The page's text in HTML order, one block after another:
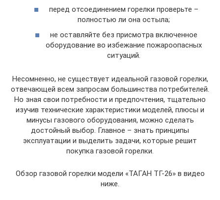
перед отсоединением горелки проверьте –
полностью ли она остыла;
не оставляйте без присмотра включенное
оборудование во избежание пожароопасных
ситуаций.
Несомненно, не существует идеальной газовой горелки,
отвечающей всем запросам большинства потребителей.
Но зная свои потребности и предпочтения, тщательно
изучив технические характеристики моделей, плюсы и
минусы газового оборудования, можно сделать
достойный выбор. Главное – знать принципы
эксплуатации и выделить задачи, которые решит
покупка газовой горелки.
Обзор газовой горелки модели «ТАГАН ТГ-26» в видео
ниже.